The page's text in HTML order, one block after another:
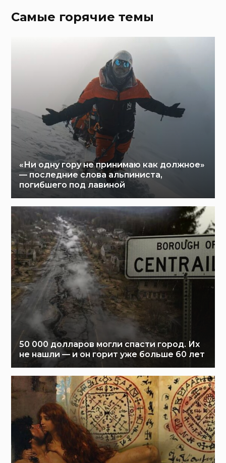
Самые горячие темы
«Ни одну гору не принимаю как должное»
— последние слова альпиниста,
погибшего под лавиной
50 000 долларов могли спасти город. Их
не нашли — и он горит уже больше 60 лет